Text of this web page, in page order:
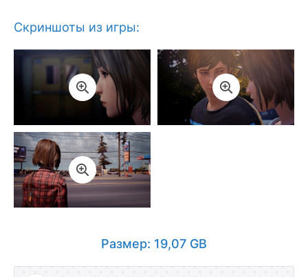
Скриншоты из игры:
Размер: 19,07 GB